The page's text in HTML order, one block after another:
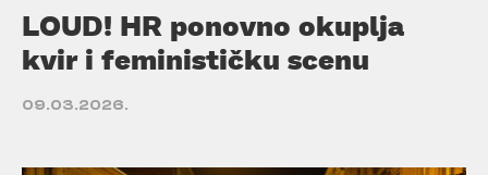
LOUD! HR ponovno okuplja
kvir i feminističku scenu
09.03.2026.